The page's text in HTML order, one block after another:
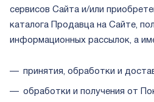
сервисов Сайта и/или
каталога Продавца на Сайте,
информационных рассылок, а
принятия, обработки и
обработки и получения от